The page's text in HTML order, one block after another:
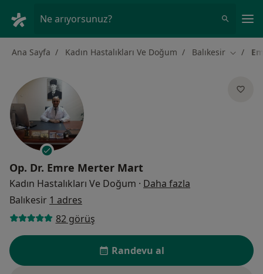
Ne arıyorsunuz?
Ana Sayfa Kadın Hastalıkları Ve Doğum Balıkesir Şehir
Op. Dr. Emre Merter Mart
Kadın Hastalıkları Ve Doğum · Daha fazla
Balıkesir 1 adres
82 görüş
Randevu al